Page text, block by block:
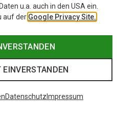
u.a. auch in den USA ein.
auf der Google Privacy Site.
EINVERSTANDEN
Datenschutz Impressum